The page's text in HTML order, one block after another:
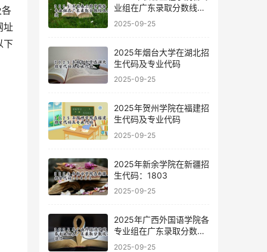
址
下
业组在广东录取分数线及
位次
2025-09-25
2025年烟台大学在湖北招
生代码及专业代码
2025-09-25
2025年贺州学院在福建招
生代码及专业代码
2025-09-25
2025年新余学院在新疆招
生代码：1803
2025-09-25
2025年广西外国语学院各
专业组在广东录取分数线
及位次
2025-09-25